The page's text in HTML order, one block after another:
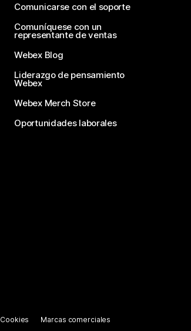
Comunicarse con el soporte
Comuníquese con un
representante de ventas
Webex Blog
Liderazgo de pensamiento
Webex
Webex Merch Store
Oportunidades laborales
Cookies Marcas comerciales